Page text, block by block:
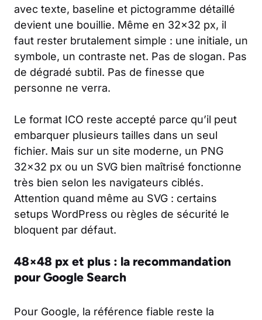
avec texte, baseline et pictogramme détaillé
devient une bouillie. Même en 32×32 px, il
faut rester brutalement simple : une initiale, un
symbole, un contraste net. Pas de slogan. Pas
de dégradé subtil. Pas de finesse que
personne ne verra.
Le format ICO reste accepté parce qu’il peut
embarquer plusieurs tailles dans un seul
fichier. Mais sur un site moderne, un PNG
32×32 px ou un SVG bien maîtrisé fonctionne
très bien selon les navigateurs ciblés.
Attention quand même au SVG : certains
setups WordPress ou règles de sécurité le
bloquent par défaut.
48×48 px et plus : la recommandation
pour Google Search
Pour Google, la référence fiable reste la